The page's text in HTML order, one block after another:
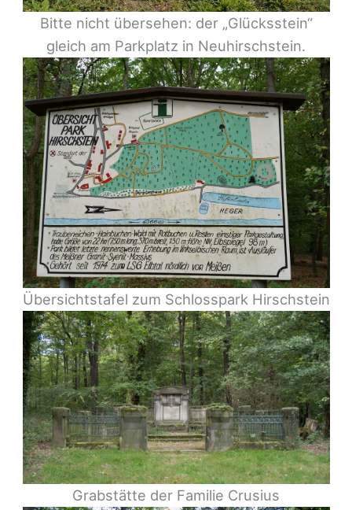
Bitte nicht übersehen: der „Glücksstein“
gleich am Parkplatz in Neuhirschstein.
Übersichtstafel zum Schlosspark Hirschstein
Grabstätte der Familie Crusius